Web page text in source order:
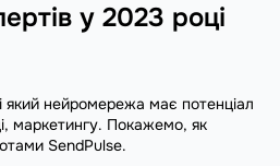
у 2023 році
який нейромережа має потенціал
маркетингу. Покажемо, як
SendPulse.